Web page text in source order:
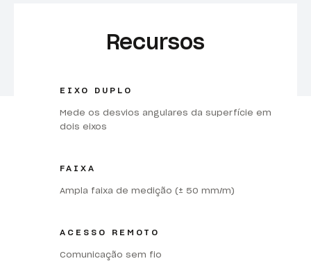
Recursos
EIXO DUPLO
Mede os desvios angulares da superfície em
dois eixos
FAIXA
Ampla faixa de medição (± 50 mm/m)
ACESSO REMOTO
Comunicação sem fio